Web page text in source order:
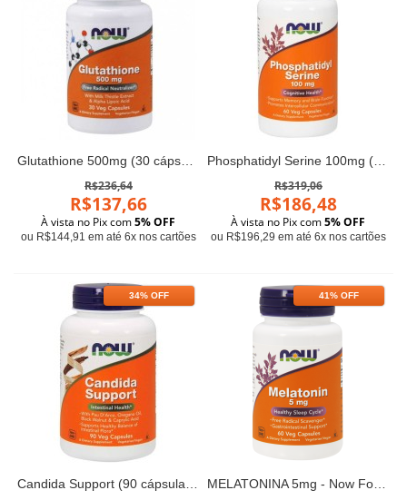
Glutathione 500mg (30 cápsulas) - Now Foods
R$236,64
R$137,66
À vista no Pix com5% OFF
ou R$144,91 em até 6x nos cartões
Phosphatidyl Serine 100mg (60 cápsulas) - Now Foods
R$319,06
R$186,48
À vista no Pix com5% OFF
ou R$196,29 em até 6x nos cartões
34% OFF
Candida Support (90 cápsulas) - Now Foods
41% OFF
MELATONINA 5mg - Now Foods (60 cápsulas)